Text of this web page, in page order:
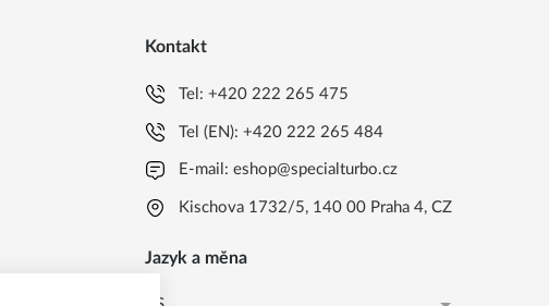
Kontakt
Tel:+420 222 265 475
Tel (EN):+420 222 265 484
E-mail:eshop@specialturbo.cz
Kischova 1732/5, 140 00 Praha 4, CZ
Jazyk a měna